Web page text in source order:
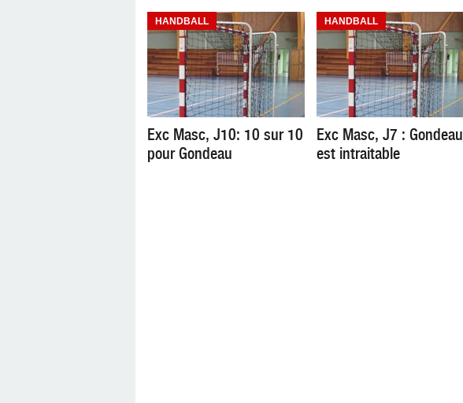
HANDBALL
Exc Masc, J10: 10 sur 10
pour Gondeau
HANDBALL
Exc Masc, J7 : Gondeau
est intraitable